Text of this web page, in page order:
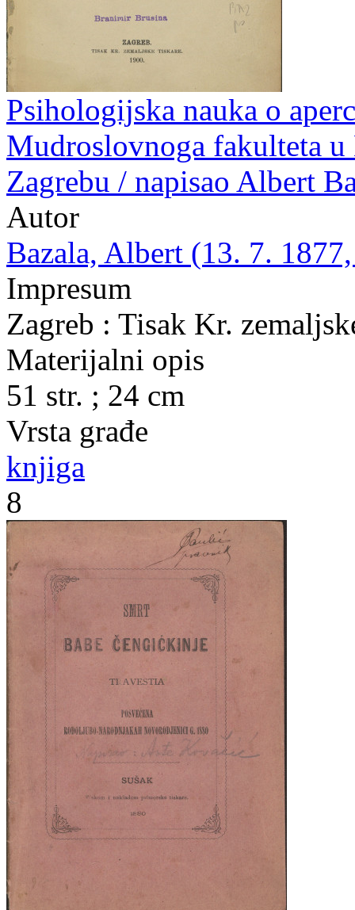
Psihologijska nauka o
Mudroslovnoga fakulteta
Zagrebu / napisao Albert
Autor
Bazala, Albert (13. 7.
Impresum
Zagreb : Tisak Kr.
Materijalni opis
51 str. ; 24 cm
Vrsta građe
knjiga
8